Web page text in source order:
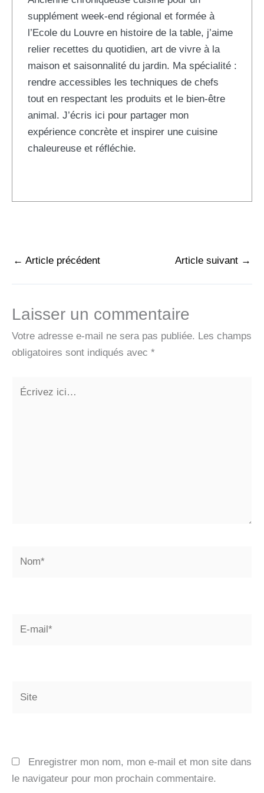
supplément week-end régional et formée à
l’Ecole du Louvre en histoire de la table, j’aime
relier recettes du quotidien, art de vivre à la
maison et saisonnalité du jardin. Ma spécialité :
rendre accessibles les techniques de chefs
tout en respectant les produits et le bien-être
animal. J’écris ici pour partager mon
expérience concrète et inspirer une cuisine
chaleureuse et réfléchie.
← Article précédent Article suivant →
Laisser un commentaire
Votre adresse e-mail ne sera pas publiée. Les champs
obligatoires sont indiqués avec *
Enregistrer mon nom, mon e-mail et mon site dans
le navigateur pour mon prochain commentaire.